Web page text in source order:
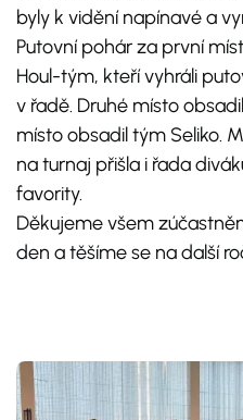
byly k vidění napínavé a
Putovní pohár za první
Houl-tým, kteří vyhráli
v řadě. Druhé místo
místo obsadil tým Seliko.
na turnaj přišla i řada
favority.
Děkujeme všem
den a těšíme se na další